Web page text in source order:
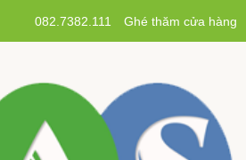
082.7382.111 Ghé thăm cửa hàng